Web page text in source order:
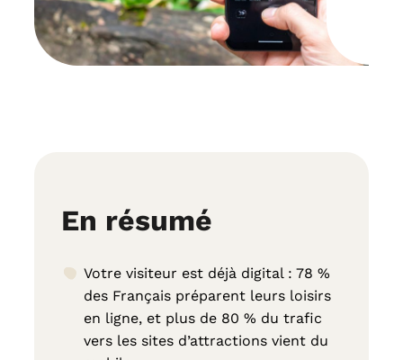
En résumé
Votre visiteur est déjà digital : 78 %
des Français préparent leurs loisirs
en ligne, et plus de 80 % du trafic
vers les sites d’attractions vient du